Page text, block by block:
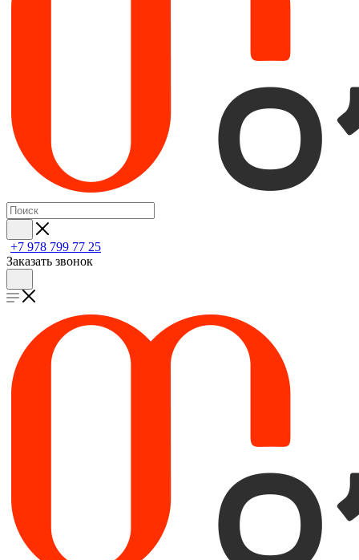
+7 978 799 77 25
Заказать звонок